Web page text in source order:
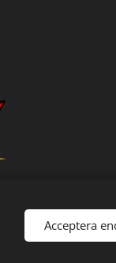
Acceptera